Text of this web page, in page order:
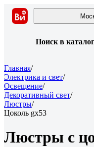
Поиск в
Главная/
Электрика и свет/
Освещение/
Декоративный свет/
Люстры/
Цоколь gx53
Люстры с